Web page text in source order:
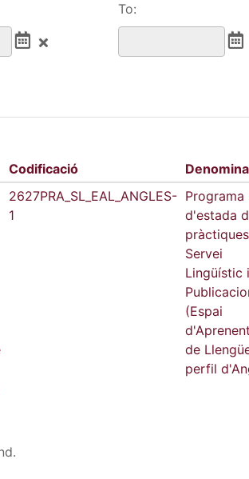
To:
Codificació
2627PRA_SL_EAL_ANGLES-
1
Programa
d'estada
Servei
Lingüístic
(Espai
de
perfil